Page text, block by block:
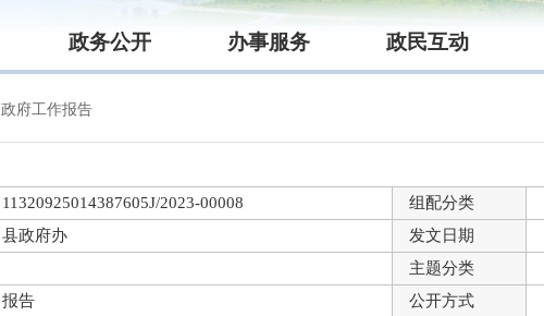
政务公开 办事服务 政民互动
政府工作报告
11320925014387605J/2023-00008 组配分类
县政府办 发文日期
主题分类
报告 公开方式